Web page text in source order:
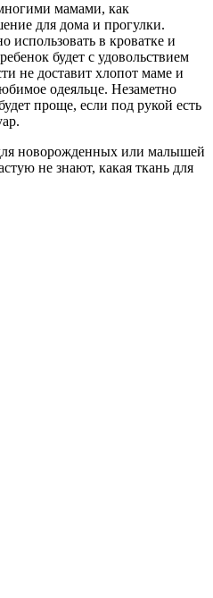
мамами, как
для дома и прогулки.
в кроватке и
будет с удовольствием
не доставит хлопот маме и
одеяльце. Незаметно
проще, если под рукой есть
новорожденных или малышей
не знают, какая ткань для